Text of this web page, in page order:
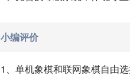
小编评价
1、单机象棋和联网象棋自由